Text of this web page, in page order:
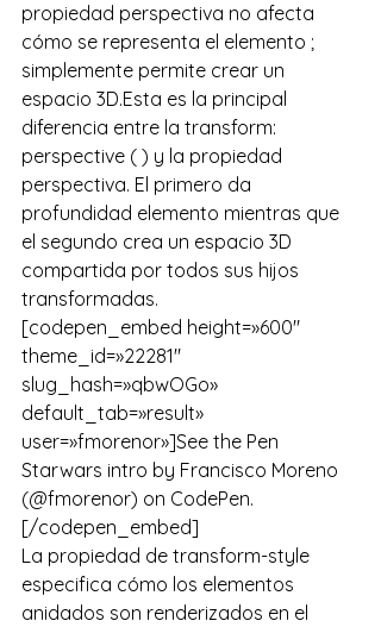
propiedad perspectiva no afecta
cómo se representa el elemento ;
simplemente permite crear un
espacio 3D.Esta es la principal
diferencia entre la transform:
perspective ( ) y la propiedad
perspectiva. El primero da
profundidad elemento mientras que
el segundo crea un espacio 3D
compartida por todos sus hijos
transformadas.
[codepen_embed height=»600″
theme_id=»22281″
slug_hash=»qbwOGo»
default_tab=»result»
user=»fmorenor»]See the Pen
Starwars intro by Francisco Moreno
(@fmorenor) on CodePen.
[/codepen_embed]
La propiedad de transform-style
especifica cómo los elementos
anidados son renderizados en el